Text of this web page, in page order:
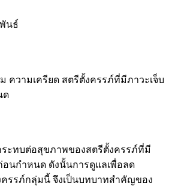
นธ์
ความเครียด สตรีตั้งครรภ์ที่มีภาวะเจ็บ
ด
ะทบต่อสุขภาพของสตรีตั้งครรภ์ที่มี
อนกำหนด ดังนั้นการดูแลเพื่อลด
ครรภ์กลุ่มนี้ จึงเป็นบทบาทสำคัญของ